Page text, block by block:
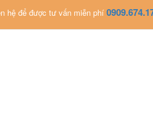
hệ để được tư vấn miễn phí